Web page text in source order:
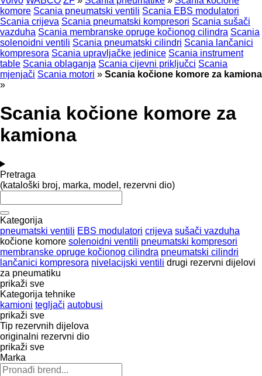
komore Scania pneumatski ventili Scania EBS modulatori
Scania crijeva Scania pneumatski kompresori Scania sušači
vazduha Scania membranske opruge kočionog cilindra Scania
solenoidni ventili Scania pneumatski cilindri Scania lančanici
kompresora Scania upravljačke jedinice Scania instrument
table Scania oblaganja Scania cijevni priključci Scania
mjenjači Scania motori » Scania kočione komore za kamiona
»
Scania kočione komore za
kamiona
Pretraga
(kataloški broj, marka, model, rezervni dio)
Kategorija
pneumatski ventili EBS modulatori crijeva sušači vazduha
kočione komore solenoidni ventili pneumatski kompresori
membranske opruge kočionog cilindra pneumatski cilindri
lančanici kompresora nivelacijski ventili drugi rezervni dijelovi
za pneumatiku
prikaži sve
Kategorija tehnike
kamioni tegljači autobusi
prikaži sve
Tip rezervnih dijelova
originalni rezervni dio
prikaži sve
Marka